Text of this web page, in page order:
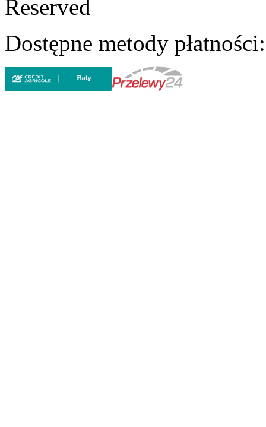
Reserved
Dostępne metody płatności: